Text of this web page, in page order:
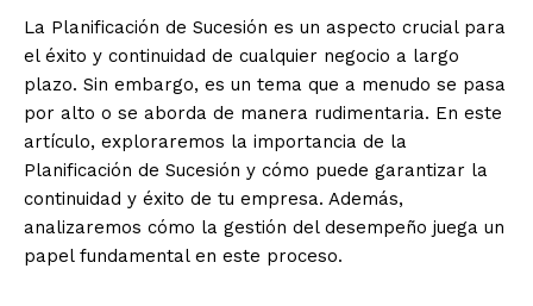
La Planificación de Sucesión es un aspecto crucial para
el éxito y continuidad de cualquier negocio a largo
plazo. Sin embargo, es un tema que a menudo se pasa
por alto o se aborda de manera rudimentaria. En este
artículo, exploraremos la importancia de la
Planificación de Sucesión y cómo puede garantizar la
continuidad y éxito de tu empresa. Además,
analizaremos cómo la gestión del desempeño juega un
papel fundamental en este proceso.